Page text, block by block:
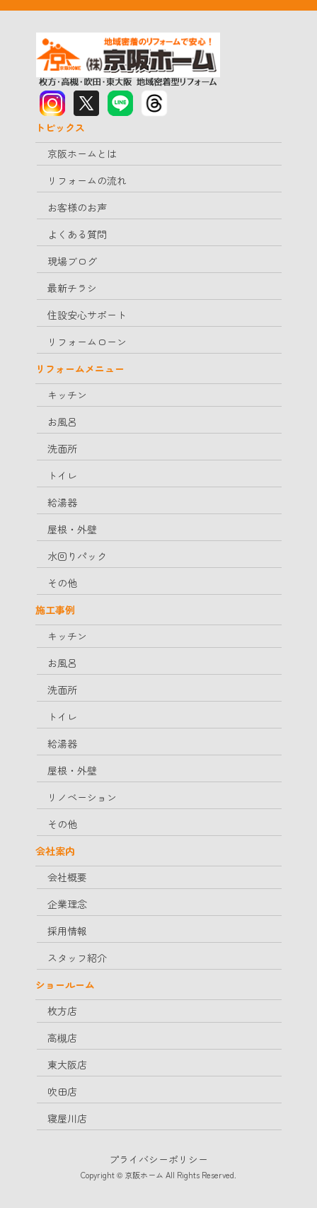
トピックス
京阪ホームとは
リフォームの流れ
お客様のお声
よくある質問
現場ブログ
最新チラシ
住設安心サポート
リフォームローン
リフォームメニュー
キッチン
お風呂
洗面所
トイレ
給湯器
屋根・外壁
水回りパック
その他
施工事例
キッチン
お風呂
洗面所
トイレ
給湯器
屋根・外壁
リノベーション
その他
会社案内
会社概要
企業理念
採用情報
スタッフ紹介
ショールーム
枚方店
高槻店
東大阪店
吹田店
寝屋川店
プライバシーポリシー
Copyright © 京阪ホーム All Rights Reserved.